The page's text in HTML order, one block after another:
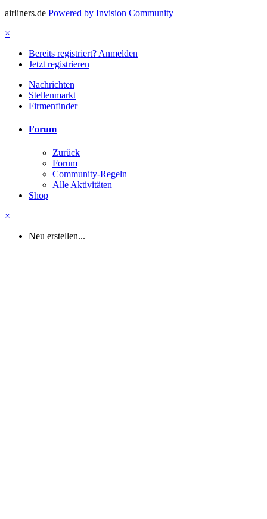
airliners.de Powered by Invision Community
×
Bereits registriert? Anmelden
Jetzt registrieren
Nachrichten
Stellenmarkt
Firmenfinder
Forum
Zurück
Forum
Community-Regeln
Alle Aktivitäten
Shop
×
Neu erstellen...